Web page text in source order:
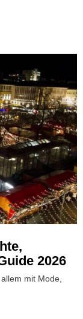
2026
mit Mode,